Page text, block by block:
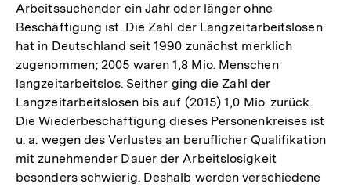
Arbeitssuchender ein Jahr oder länger ohne
Beschäftigung ist. Die Zahl der Langzeitarbeitslosen
hat in Deutschland seit 1990 zunächst merklich
zugenommen; 2005 waren 1,8 Mio. Menschen
langzeitarbeitslos. Seither ging die Zahl der
Langzeitarbeitslosen bis auf (2015) 1,0 Mio. zurück.
Die Wiederbeschäftigung dieses Personenkreises ist
u. a. wegen des Verlustes an beruflicher Qualifikation
mit zunehmender Dauer der Arbeitslosigkeit
besonders schwierig. Deshalb werden verschiedene